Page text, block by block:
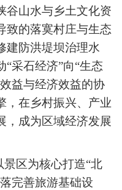
谷山水与乡土文化资
致的落寞村庄与生态
建防洪堤坝治理水
采石经济”向“生态
益与经济效益的协
，在乡村振兴、产业
，成为区域经济发展
区为核心打造“北
完善旅游基础设